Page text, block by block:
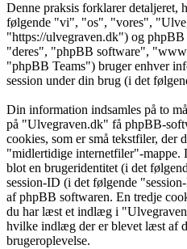
Denne praksis forklarer
følgende "vi", "os", "vores",
"https://ulvegraven.dk") og
"deres", "phpBB software",
"phpBB Teams") bruger enhver
session under din brug (i det
Din information indsamles på to
på "Ulvegraven.dk" få phpBB-
cookies, som er små tekstfiler, der
"midlertidige internetfiler"-mappe.
blot en brugeridentitet (i det
session-ID (i det følgende
af phpBB softwaren. En tredje
du har læst et indlæg i
hvilke indlæg der er blevet læst af
brugeroplevelse.